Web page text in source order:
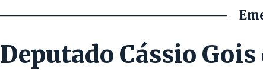
Deputado Cássio